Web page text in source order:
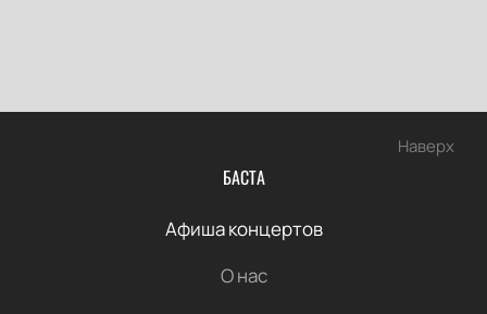
Наверх
БАСТА
Афиша концертов
О нас